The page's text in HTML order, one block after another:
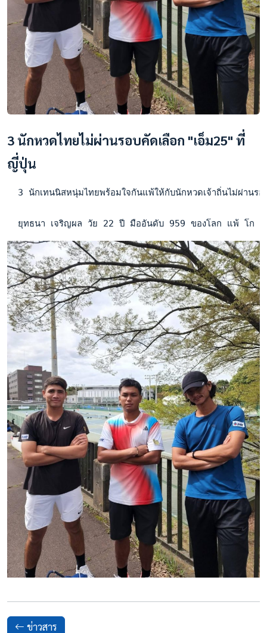
3 นักหวดไทยไม่ผ่านรอบคัดเลือก "เอ็ม25" ที่
ญี่ปุ่น
3 นักเทนนิสหนุ่มไทยพร้อมใจกันแพ้ให้กับนักหวดเจ้าถิ่นไม่ผ่านรอ
ยุทธนา เจริญผล วัย 22 ปี มืออันดับ 959 ของโลก แพ้ โก
ข่าวสาร